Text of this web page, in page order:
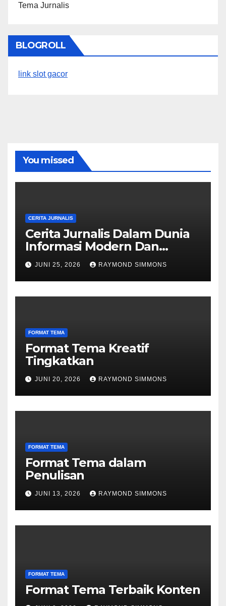
Tema Jurnalis
BLOGROLL
link slot gacor
You missed
CERITA JURNALIS
Cerita Jurnalis Dalam Dunia
Informasi Modern Dan
Dinamika Berita
JUNI 25, 2026 RAYMOND SIMMONS
FORMAT TEMA
Format Tema Kreatif
Tingkatkan
JUNI 20, 2026 RAYMOND SIMMONS
FORMAT TEMA
Format Tema dalam
Penulisan
JUNI 13, 2026 RAYMOND SIMMONS
FORMAT TEMA
Format Tema Terbaik Konten